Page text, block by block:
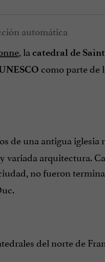
, la catedral de
como parte de
de una antigua
arquitectura.
no fueron
del norte de